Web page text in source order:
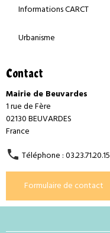
Informations CARCT
Urbanisme
Contact
Mairie de Beuvardes
1 rue de Fère
02130 BEUVARDES
France
Téléphone : 03.23.71.20.15
Formulaire de contact